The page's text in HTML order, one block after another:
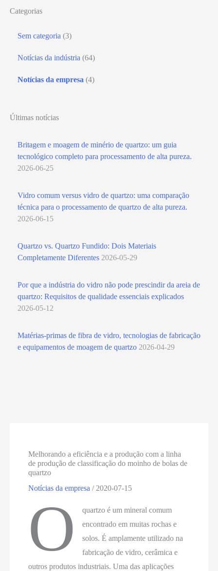
Categorias
Sem categoria (3)
Notícias da indústria (64)
Notícias da empresa (4)
Últimas notícias
Britagem e moagem de minério de quartzo: um guia
tecnológico completo para processamento de alta pureza.
2026-06-25
Vidro comum versus vidro de quartzo: uma comparação
técnica para o processamento de quartzo de alta pureza.
2026-06-15
Quartzo vs. Quartzo Fundido: Dois Materiais
Completamente Diferentes 2026-05-29
Por que a indústria do vidro não pode prescindir da areia de
quartzo: Requisitos de qualidade essenciais explicados
2026-05-12
Matérias-primas de fibra de vidro, tecnologias de fabricação
e equipamentos de moagem de quartzo 2026-04-29
Melhorando a eficiência e a produção com a linha
de produção de classificação do moinho de bolas de
quartzo
Notícias da empresa / 2020-07-15
O
quartzo é um mineral comum
encontrado em muitas rochas e
solos. É amplamente utilizado na
fabricação de vidro, cerâmica e
outros produtos industriais. Uma das aplicações